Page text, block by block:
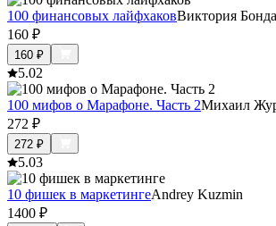
100 финансовых лайфхаковВиктория
160 ₽
160 ₽
5.02
100 мифов о Марафоне. Часть 2Михаил
272 ₽
272 ₽
5.03
10 фишек в маркетингеAndrey Kuzmin
1400 ₽